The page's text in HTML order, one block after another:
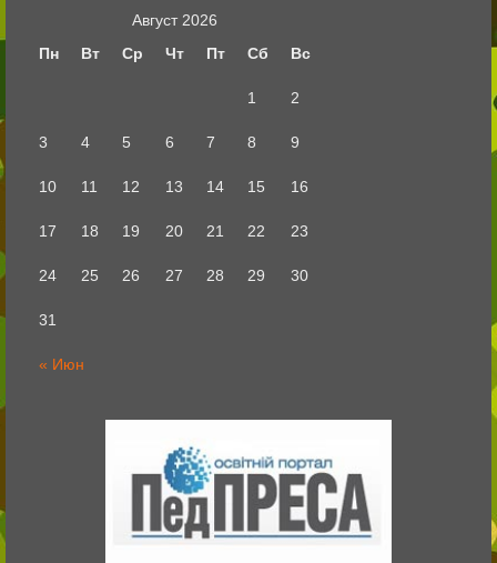
Август 2026
Пн
Вт Ср Чт Пт Сб Вс
« Июн
1 2
3 4 5 6 7 8 9
10 11 12 13 14 15 16
17 18 19 20 21 22 23
24 25 26 27 28 29 30
31